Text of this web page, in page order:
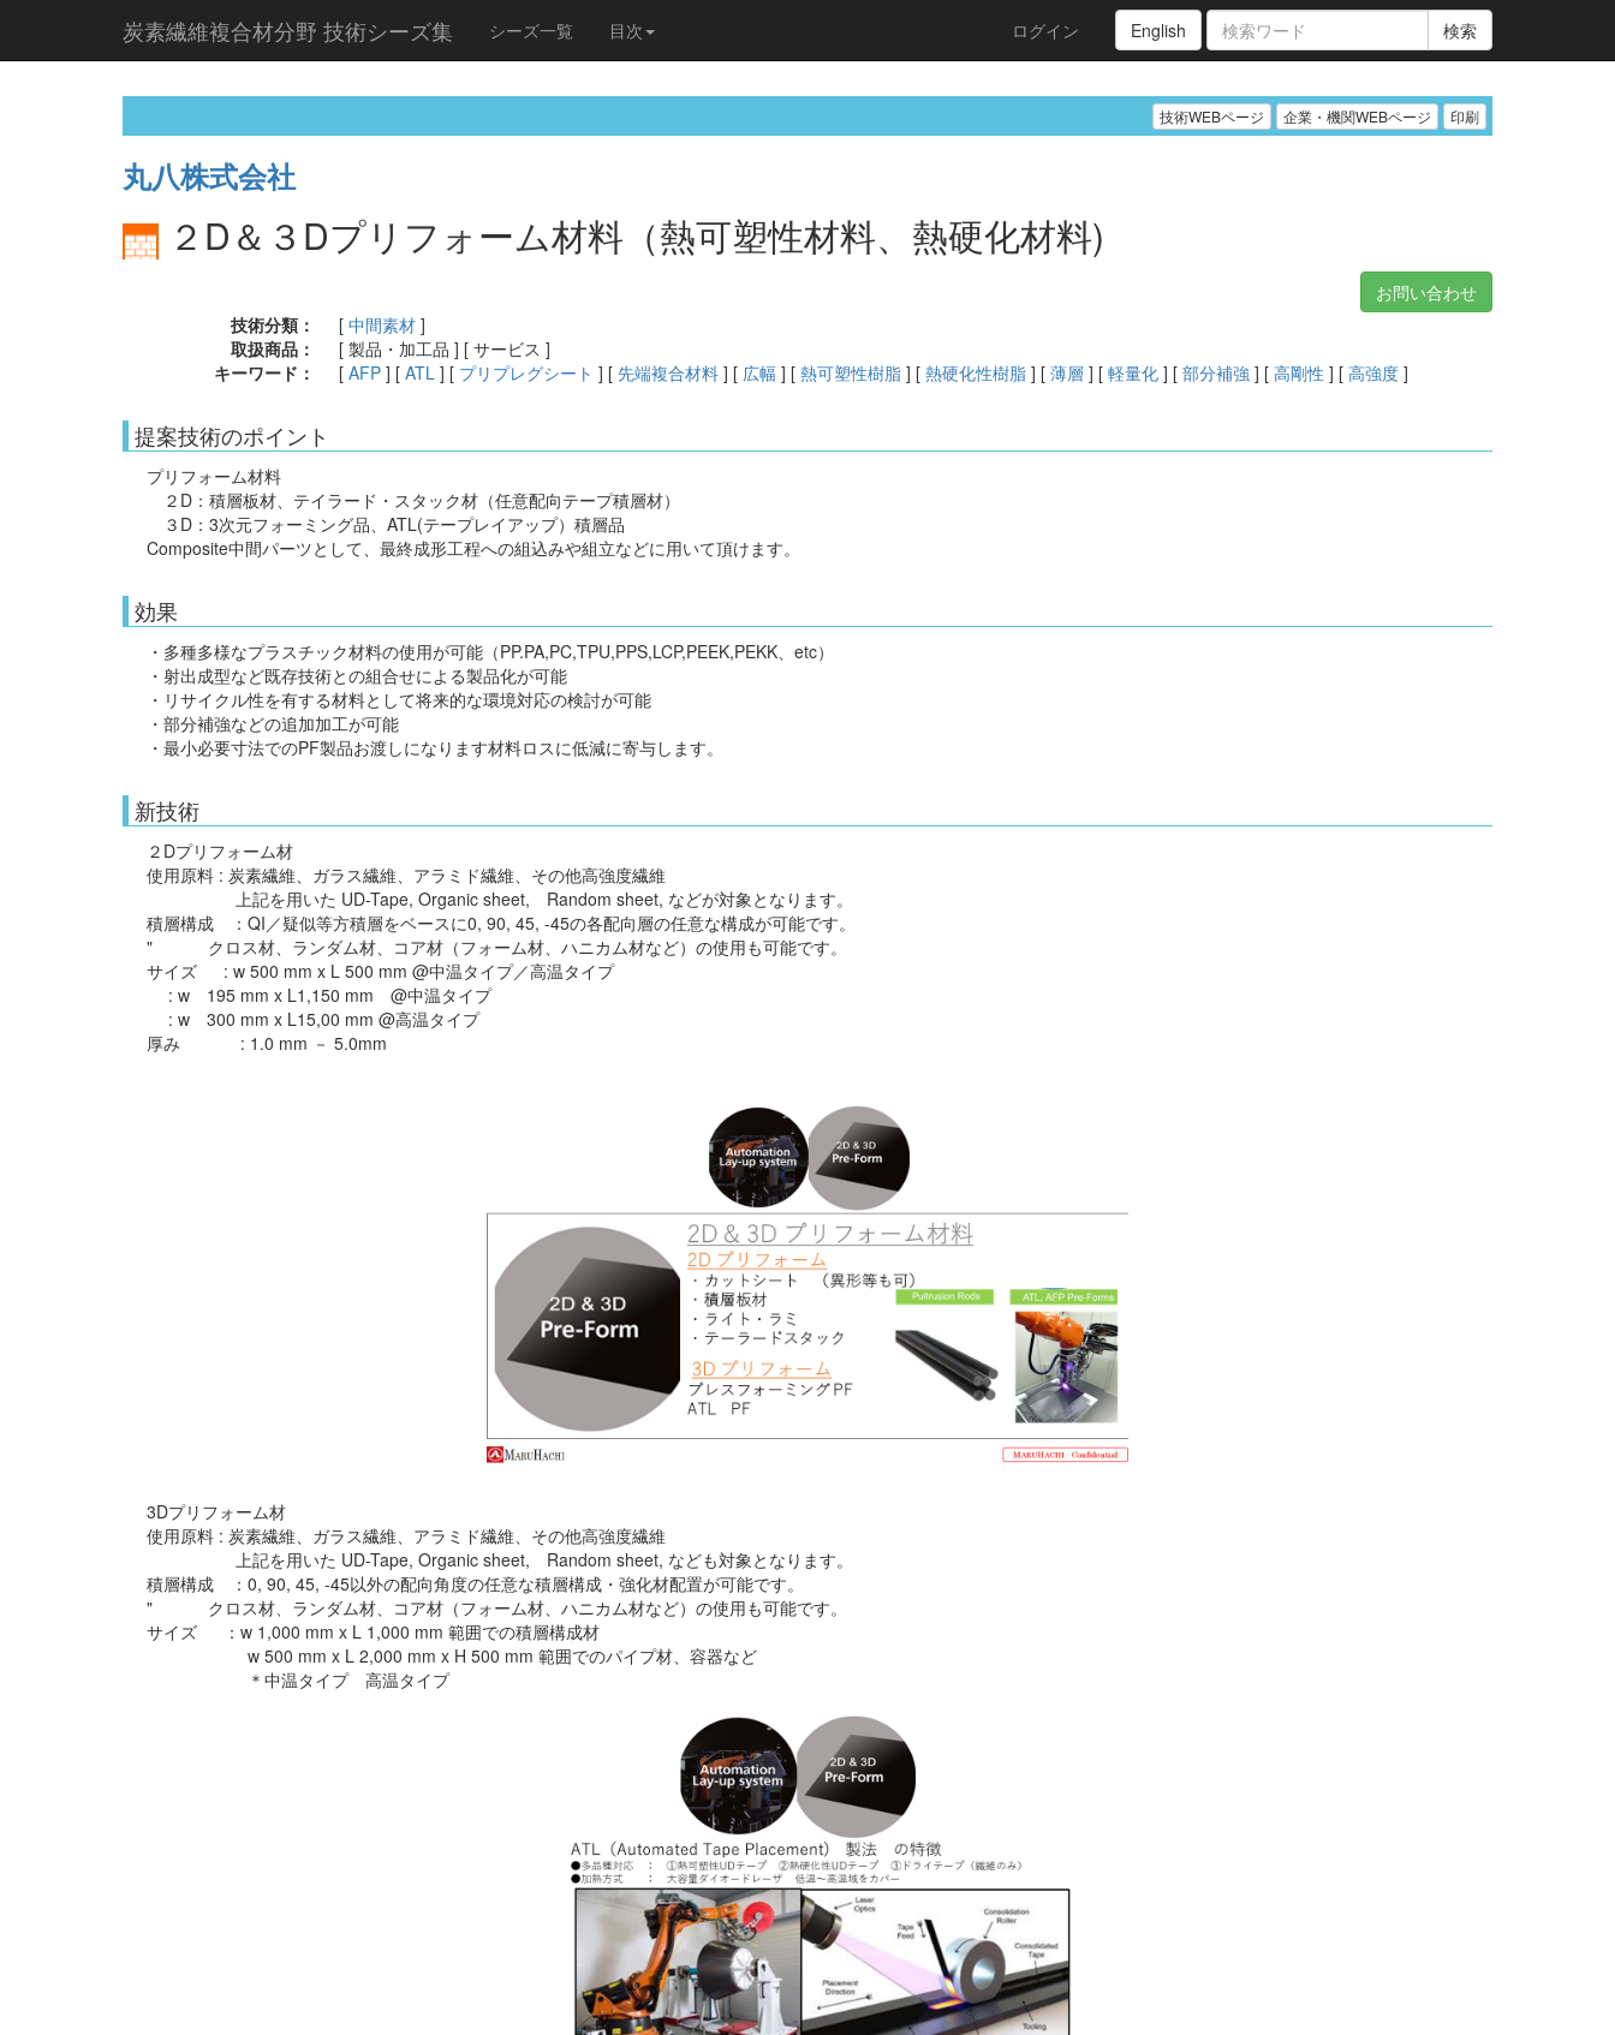
炭素繊維複合材分野 技術シーズ集 シーズ一覧 目次 English 検索
ログイン
技術WEBページ 企業・機関WEBページ 印刷
丸八株式会社
２D＆３Dプリフォーム材料（熱可塑性材料、熱硬化材料)
お問い合わせ
技術分類：
[ 中間素材 ]
取扱商品：
[ 製品・加工品 ] [ サービス ]
キーワード：
[ AFP ] [ ATL ] [ プリプレグシート ] [ 先端複合材料 ] [ 広幅 ] [ 熱可塑性樹脂 ] [ 熱硬化性樹脂 ] [ 薄層 ] [ 軽量化 ] [ 部分補強 ] [ 高剛性 ] [ 高強度 ]
提案技術のポイント
プリフォーム材料
２D：積層板材、テイラード・スタック材（任意配向テープ積層材）
３D：3次元フォーミング品、ATL(テープレイアップ）積層品
Composite中間パーツとして、最終成形工程への組込みや組立などに用いて頂けます。
効果
・多種多様なプラスチック材料の使用が可能（PP.PA,PC,TPU,PPS,LCP,PEEK,PEKK、etc）
・射出成型など既存技術との組合せによる製品化が可能
・リサイクル性を有する材料として将来的な環境対応の検討が可能
・部分補強などの追加加工が可能
・最小必要寸法でのPF製品お渡しになります材料ロスに低減に寄与します。
新技術
２Dプリフォーム材
使用原料 : 炭素繊維、ガラス繊維、アラミド繊維、その他高強度繊維
上記を用いた UD-Tape, Organic sheet, Random sheet, などが対象となります。
積層構成 ：QI／疑似等方積層をベースに0, 90, 45, -45の各配向層の任意な構成が可能です。
" クロス材、ランダム材、コア材（フォーム材、ハニカム材など）の使用も可能です。
サイズ : w 500 mm x L 500 mm @中温タイプ／高温タイプ
: w 195 mm x L1,150 mm @中温タイプ
: w 300 mm x L15,00 mm @高温タイプ
厚み : 1.0 mm － 5.0mm
3Dプリフォーム材
使用原料 : 炭素繊維、ガラス繊維、アラミド繊維、その他高強度繊維
上記を用いた UD-Tape, Organic sheet, Random sheet, なども対象となります。
積層構成 ：0, 90, 45, -45以外の配向角度の任意な積層構成・強化材配置が可能です。
" クロス材、ランダム材、コア材（フォーム材、ハニカム材など）の使用も可能です。
サイズ ：w 1,000 mm x L 1,000 mm 範囲での積層構成材
w 500 mm x L 2,000 mm x H 500 mm 範囲でのパイプ材、容器など
＊中温タイプ 高温タイプ